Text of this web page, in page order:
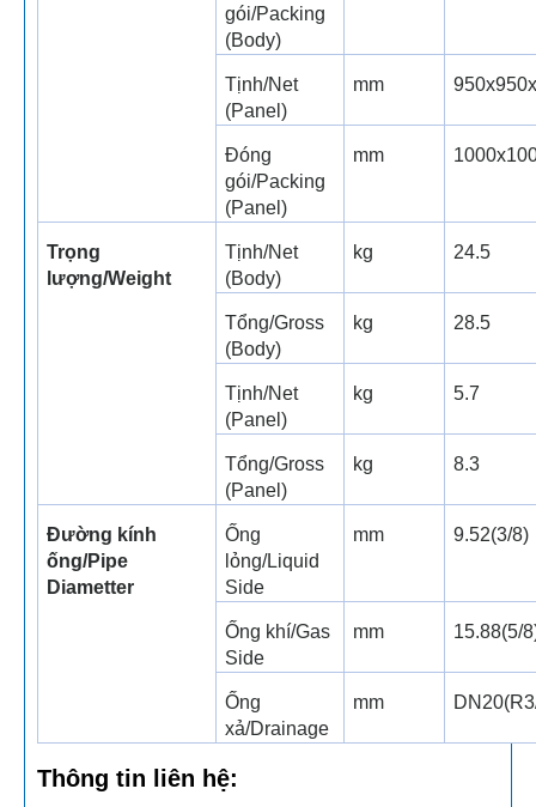
gói/Packing
(Body)
Tịnh/Net
(Panel)
mm
Đóng
gói/Packing
(Panel)
mm
Trọng
lượng/Weight
Tịnh/Net
(Body)
kg 24.5
Tổng/Gross
(Body)
kg 28.5
Tịnh/Net
(Panel)
kg 5.7
Tổng/Gross
(Panel)
kg 8.3
Đường kính
ống/Pipe
Diametter
Ống
lỏng/Liquid
Side
mm 9.52(3/8)
Ống khí/Gas
Side
mm 15.88(5/
Ống
xả/Drainage
mm
Thông tin liên hệ: